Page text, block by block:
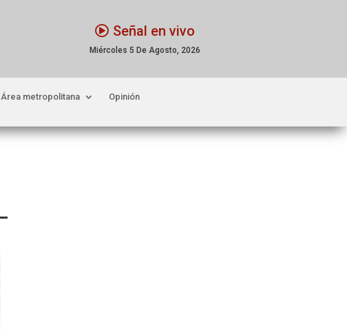
Señal en vivo
Miércoles 5 De Agosto, 2026
Área metropolitana Opinión